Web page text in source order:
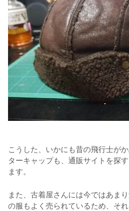
こうした、いかにも昔の飛行士が
ターキャップも、通販サイトを探
ます。
また、古着屋さんには今ではあま
の服もよく売られているため、そ